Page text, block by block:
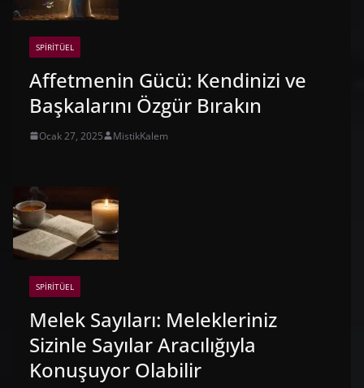
SPIRITÜEL
Affetmenin Gücü: Kendinizi ve
Başkalarını Özgür Bırakın
Ocak 27, 2025 MistikKalem
SPIRITÜEL
Melek Sayıları: Melekleriniz
Sizinle Sayılar Aracılığıyla
Konuşuyor Olabilir